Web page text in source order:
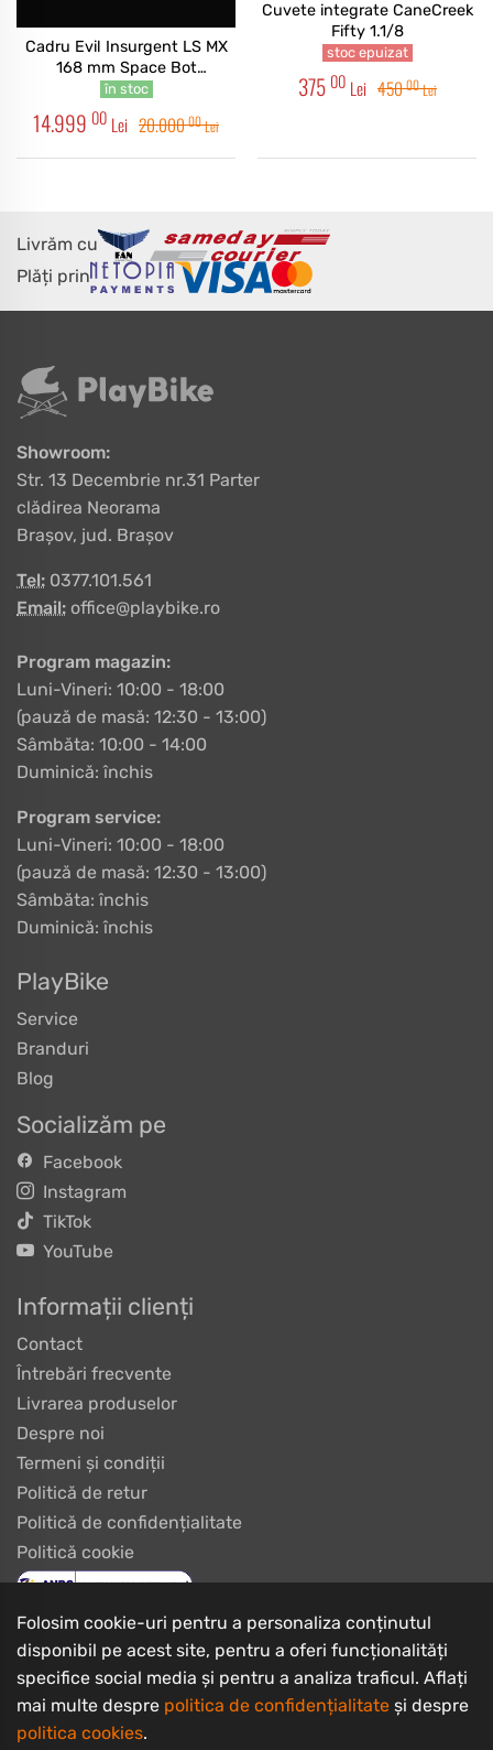
Cadru Evil Insurgent LS MX
168 mm Space Bot
SuperDeluxe coil
în stoc
14.999 00 Lei 20.00000Lei
Cuvete integrate CaneCreek
Fifty 1.1/8
stoc epuizat
375 00 Lei 45000Lei
Livrăm cu
Plăți prin
Showroom:
Str. 13 Decembrie nr.31 Parter
clădirea Neorama
Brașov, jud. Brașov
Tel: 0377.101.561
Email: office@playbike.ro
Program magazin:
Luni-Vineri: 10:00 - 18:00
(pauză de masă: 12:30 - 13:00)
Sâmbăta: 10:00 - 14:00
Duminică: închis
Program service:
Luni-Vineri: 10:00 - 18:00
(pauză de masă: 12:30 - 13:00)
Sâmbăta: închis
Duminică: închis
PlayBike
Service
Branduri
Blog
Socializăm pe
Facebook
Instagram
TikTok
YouTube
Informații clienți
Contact
Întrebări frecvente
Livrarea produselor
Despre noi
Termeni și condiții
Politică de retur
Politică de confidențialitate
Politică cookie
Folosim cookie-uri pentru a personaliza conținutul
disponibil pe acest site, pentru a oferi funcționalități
specifice social media și pentru a analiza traficul. Aflați
mai multe despre politica de confidențialitate și despre
politica cookies.